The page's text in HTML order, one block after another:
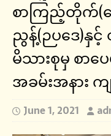
စာကြည့်တိုက်(
ညွန့်(ဉပဒေ)နှ
မိသားစုမှ စာပ
အခမ်းအနား ကျ
June 1, 2021